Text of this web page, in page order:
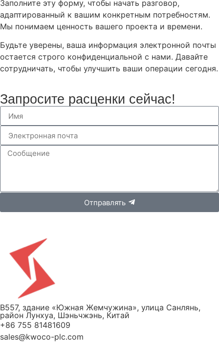
Заполните эту форму, чтобы начать разговор,
адаптированный к вашим конкретным потребностям.
Мы понимаем ценность вашего проекта и времени.
Будьте уверены, ваша информация электронной почты
остается строго конфиденциальной с нами. Давайте
сотрудничать, чтобы улучшить ваши операции сегодня.
Запросите расценки сейчас!
Отправлять
B557, здание «Южная Жемчужина», улица Санлянь,
район Лунхуа, Шэньчжэнь, Китай
+86 755 81481609
sales@kwoco-plc.com